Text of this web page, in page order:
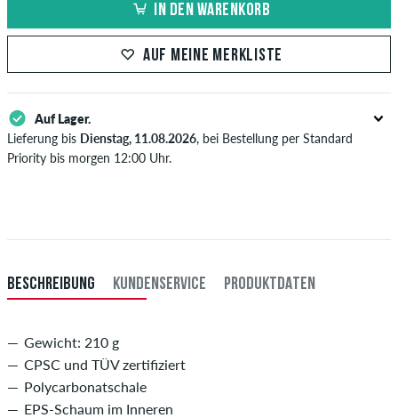
54-57 55,5-59
Größe Kopfumfang in cm
7
7 1/8 56,8
7 5/8 60,6
8 1/8 64,5
8 1/4
IN DEN WARENKORB
AUF MEINE MERKLISTE
Auf Lager.
Lieferung bis Dienstag, 11.08.2026, bei Bestellung per Standard
Priority bis morgen 12:00 Uhr.
BESCHREIBUNG KUNDENSERVICE PRODUKTDATEN
Gewicht: 210 g
CPSC und TÜV zertifiziert
Polycarbonatschale
EPS-Schaum im Inneren